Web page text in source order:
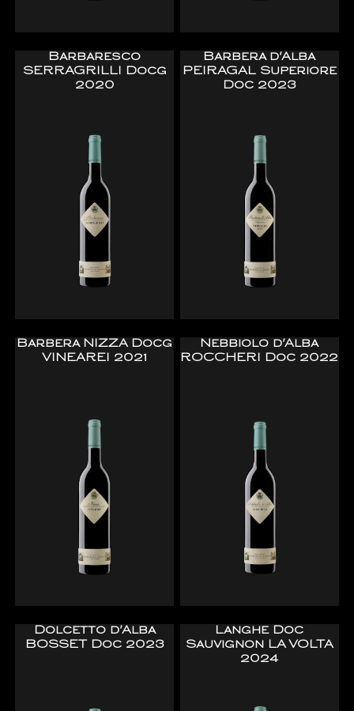
Barbaresco
SERRAGRILLI Docg
2020
Barbera d'Alba
PEIRAGAL Superiore
Doc 2023
Barbera NIZZA Docg
VINEAREI 2021
Nebbiolo d'Alba
ROCCHERI Doc 2022
Dolcetto d'Alba
BOSSET Doc 2023
Langhe Doc
Sauvignon LA VOLTA
2024